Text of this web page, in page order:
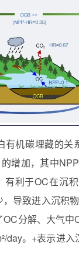
有机碳埋藏的关
的增加，其中NPP
有利于OC在沉
，导致进入沉积
OC分解、大气中
²/day。 +表示进入